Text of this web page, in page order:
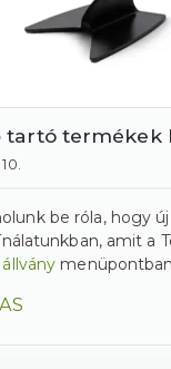
tartó termékek
be róla, hogy
amit a